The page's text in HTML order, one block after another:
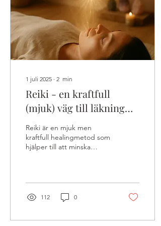
är energi, medvetande och
andlig närvaro i en...
1 juli 2025 ∙ 2 min
Reiki - en kraftfull
(mjuk) väg till läkning
och balans 🌿
Reiki är en mjuk men
kraftfull healingmetod som
hjälper till att minska
även på distans, kan ge
verkliga effekter som
förbättrad sömn,
immunförsvar. En vacker
112 0